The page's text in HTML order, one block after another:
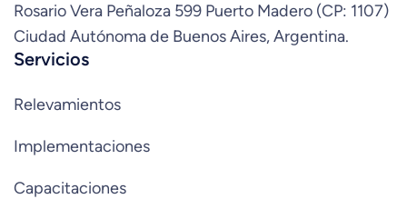
Rosario Vera Peñaloza 599 Puerto Madero (CP: 1107)
Ciudad Autónoma de Buenos Aires, Argentina.
Servicios
Relevamientos
Implementaciones
Capacitaciones